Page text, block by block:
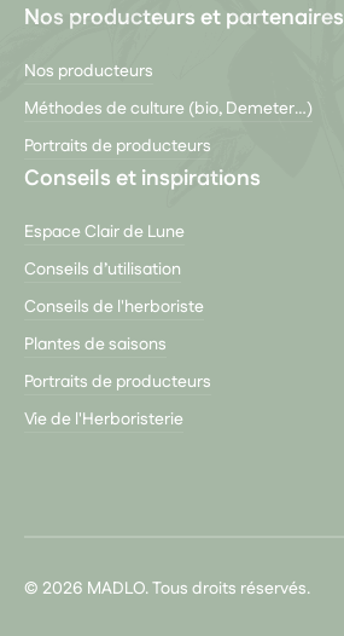
Nos producteurs et partenaires
Nos producteurs
Méthodes de culture (bio, Demeter…)
Portraits de producteurs
Conseils et inspirations
Espace Clair de Lune
Conseils d’utilisation
Conseils de l'herboriste
Plantes de saisons
Portraits de producteurs
Vie de l'Herboristerie
© 2026 MADLO. Tous droits réservés.